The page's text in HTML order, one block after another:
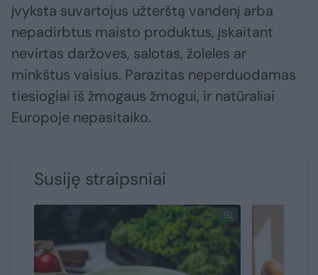
įvyksta suvartojus užterštą vandenį arba
nepadirbtus maisto produktus, įskaitant
nevirtas daržoves, salotas, žoleles ar
minkštus vaisius. Parazitas neperduodamas
tiesiogiai iš žmogaus žmogui, ir natūraliai
Europoje nepasitaiko.
Susiję straipsniai